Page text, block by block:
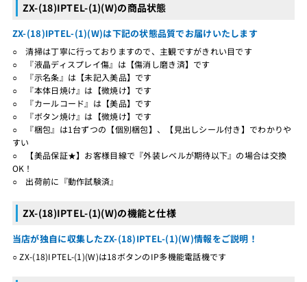
ZX-(18)IPTEL-(1)(W)の商品状態
ZX-(18)IPTEL-(1)(W)は下記の状態品質でお届けいたします
○ 清掃は丁寧に行っておりますので、主観ですがきれい目です
○ 『液晶ディスプレイ傷』は【傷消し磨き済】です
○ 『示名条』は【未記入美品】です
○ 『本体日焼け』は【微焼け】です
○ 『カールコード』は【美品】です
○ 『ボタン焼け』は【微焼け】です
○ 『梱包』は1台ずつの【個別梱包】、【見出しシール付き】でわかりや
すい
○ 【美品保証★】お客様目線で『外装レベルが期待以下』の場合は交換
OK！
○ 出荷前に『動作試験済』
ZX-(18)IPTEL-(1)(W)の機能と仕様
当店が独自に収集したZX-(18)IPTEL-(1)(W)情報をご説明！
○ ZX-(18)IPTEL-(1)(W)は18ボタンのIP多機能電話機です